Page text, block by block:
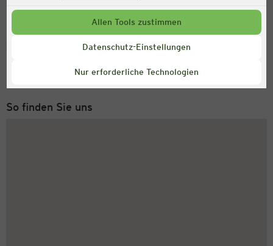
Allen Tools zustimmen
Datenschutz-Einstellungen
Nur erforderliche Technologien
Service Hotline
Montag bis Freitag 8-18 Uhr
So finden Sie uns